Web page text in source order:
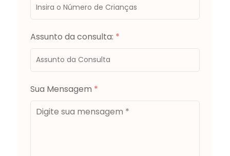
Assunto da consulta: *
Sua Mensagem *